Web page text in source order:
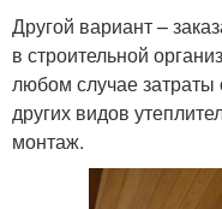
Другой вариант –
в строительной
любом случае затраты
других видов
монтаж.